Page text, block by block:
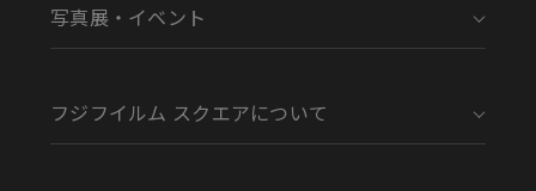
写真展・イベント
フジフイルム スクエアについて